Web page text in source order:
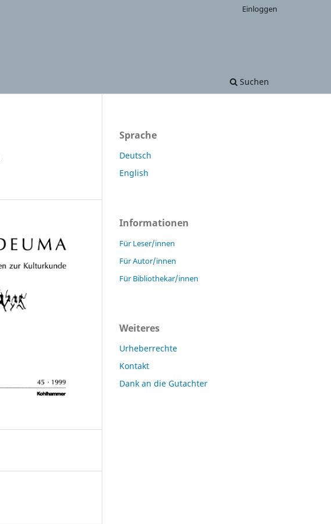
Suchen
Einloggen
Sprache
Deutsch
English
Informationen
Für Leser/innen
Für Autor/innen
Für Bibliothekar/innen
Weiteres
Urheberrechte
Kontakt
Dank an die Gutachter